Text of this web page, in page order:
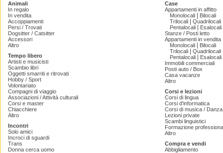
Animali
In regalo
In vendita
Accoppiamenti
Persi / Trovati
Dogsitter / Catsitter
Accessori
Altro
Tempo libero
Artisti e musicisti
Scambio libri
Oggetti smarriti e ritrovati
Hobby / Sport
Volontariato
Compagni di viaggio
Associazioni / Attività culturali
Corsi e master
Chiacchiere
Altro
Incontri
Solo amici
Incroci di sguardi
Trans
Donna cerca uomo
Case
Appartamenti in affitto
Monolocali
Bilocali
Trilocali
Quadrilocali
Pentalocali
Esalocali
Stanze / Posti letto
Appartamenti in vendita
Monolocali
Bilocali
Trilocali
Quadrilocali
Pentalocali
Esalocali
Immobili commerciali
Posti auto / Box
Casa vacanze
Altro
Corsi e lezioni
Corsi di lingua
Corsi d'informatica
Corsi di musica /
Lezioni private
Scambi linguistici
Formazione
Altro
Compra e vendi
Abbigliamento